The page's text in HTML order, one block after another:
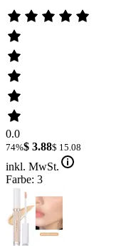
0.0
74%$ 3.88$ 15.08
inkl. MwSt.
Farbe: 3